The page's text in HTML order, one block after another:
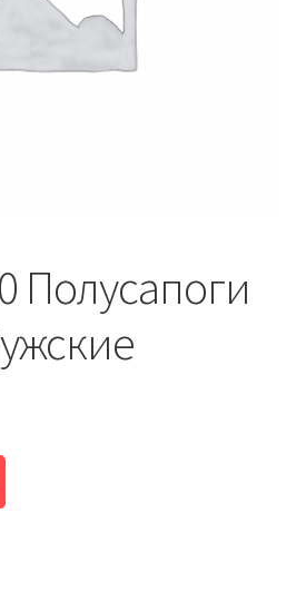
Полусапоги